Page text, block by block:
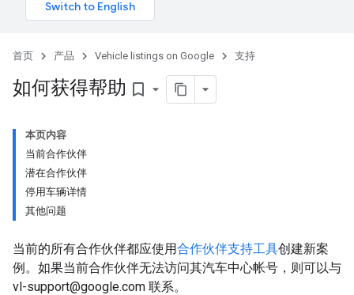
首页 产品 Vehicle listings on Google 支持
如何获得帮助 bookmark_border
本页内容
当前合作伙伴
潜在合作伙伴
停用车辆详情
其他问题
当前的所有合作伙伴都应使用合作伙伴支持工具创建新案
例。如果当前合作伙伴无法访问其汽车中心帐号，则可以与
vl-support@google.com 联系。